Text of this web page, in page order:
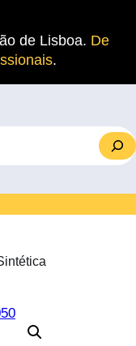
de Lisboa. De
.